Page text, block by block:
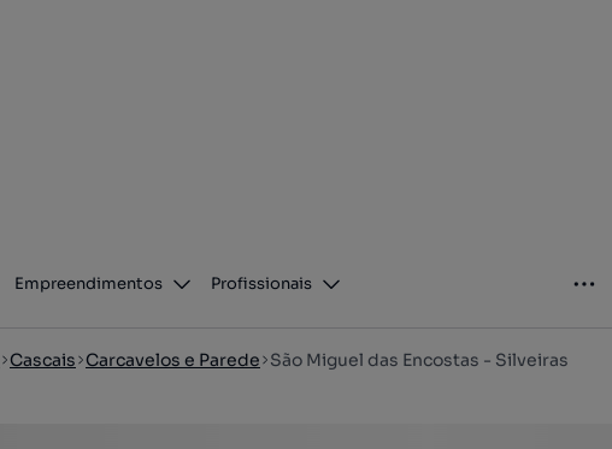
Empreendimentos Profissionais
Cascais Carcavelos e Parede São Miguel das Encostas - Silveiras